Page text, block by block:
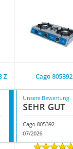
Z Cago 805392
Unsere Bewertung
SEHR GUT
Cago 805392
07/2026